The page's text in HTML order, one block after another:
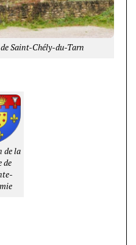
de Saint-Chély-du-Tarn
de la
de